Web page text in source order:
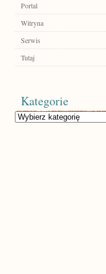
Portal
Witryna
Serwis
Tutaj
Kategorie
Kategorie